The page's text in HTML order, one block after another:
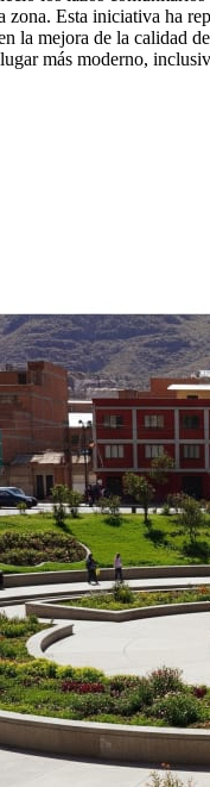
zona. Esta iniciativa ha
la mejora de la calidad
más moderno,